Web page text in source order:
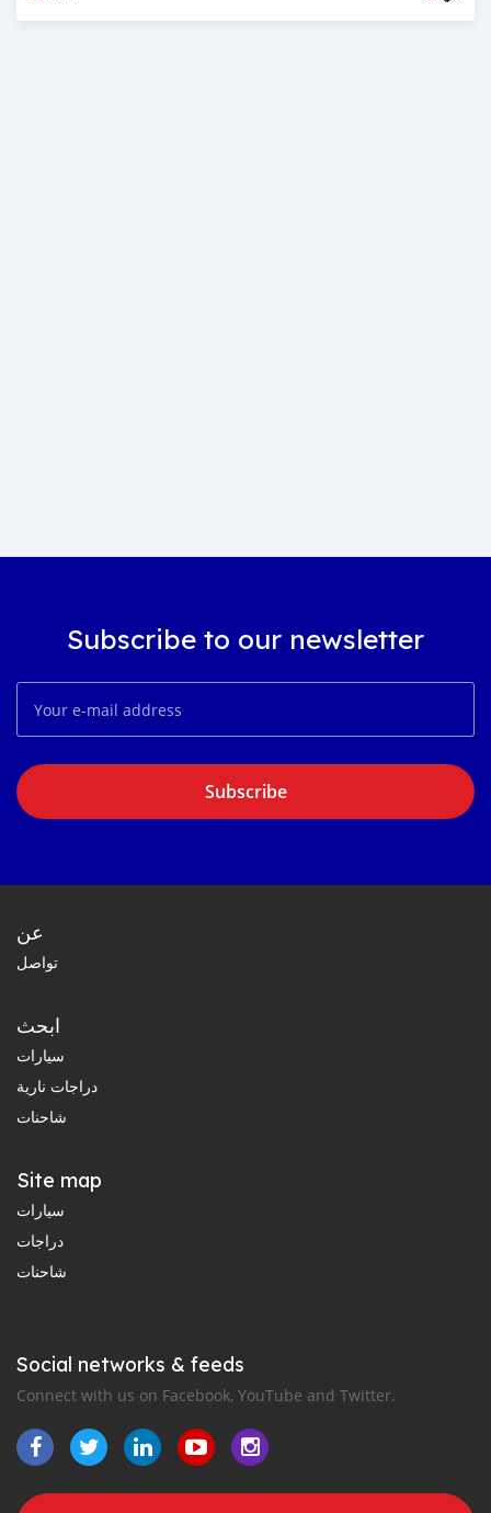
Subscribe to our newsletter
Subscribe
عن
تواصل
ابحث
سيارات
دراجات نارية
شاحنات
Site map
سيارات
دراجات
شاحنات
Social networks & feeds
Connect with us on Facebook, YouTube and Twitter.